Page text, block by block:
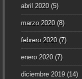
abril 2020(5)
marzo 2020(8)
febrero 2020(7)
enero 2020(7)
diciembre 2019(14)